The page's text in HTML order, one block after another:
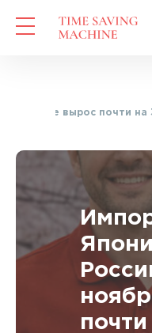
в ноябре вырос почти на